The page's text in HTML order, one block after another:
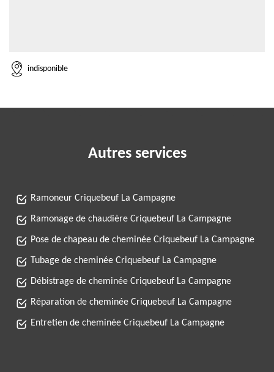
indisponible
Autres services
Ramoneur Criquebeuf La Campagne
Ramonage de chaudière Criquebeuf La Campagne
Pose de chapeau de cheminée Criquebeuf La Campagne
Tubage de cheminée Criquebeuf La Campagne
Débistrage de cheminée Criquebeuf La Campagne
Réparation de cheminée Criquebeuf La Campagne
Entretien de cheminée Criquebeuf La Campagne